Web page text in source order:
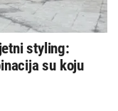
styling:
su koju